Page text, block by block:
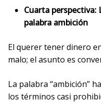
Cuarta perspectiva:
palabra ambición
El querer tener dinero
malo; el asunto es
La palabra “ambición”
los términos casi